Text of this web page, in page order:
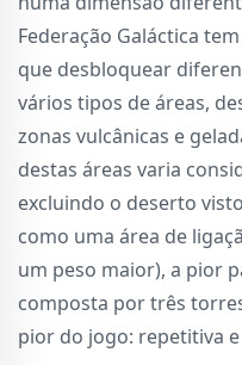
Federação Galáctica
que desbloquear
vários tipos de áreas,
zonas vulcânicas e
destas áreas varia
excluindo o deserto
como uma área de
um peso maior), a pior
composta por três
pior do jogo: repetitiva